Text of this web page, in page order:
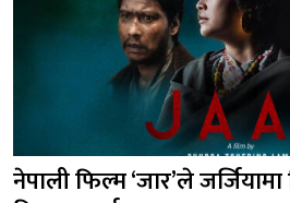
नेपाली फिल्म ‘जार’ले जर्जियामा